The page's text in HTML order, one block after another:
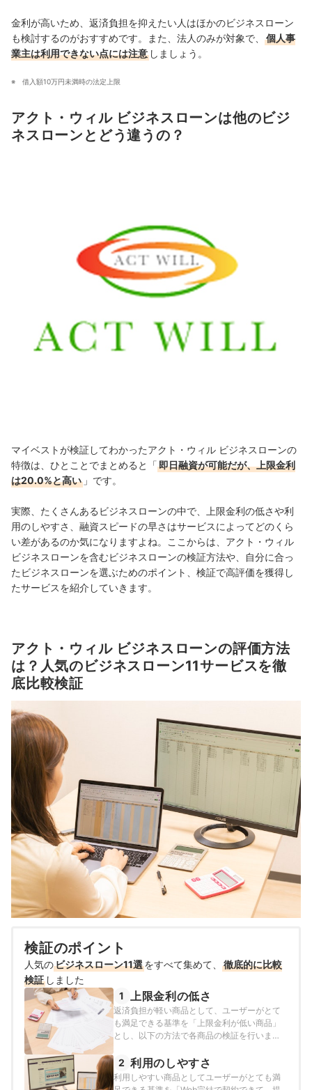
金利が高いため、返済負担を抑えたい人はほかのビジネスローン
も検討するのがおすすめです。また、法人のみが対象で、
個人事
業主は利用できない点には注意 しましょう。
借入額10万円未満時の法定上限
アクト・ウィル ビジネスローンは他のビジ
ネスローンとどう違うの？
マイベストが検証してわかったアクト・ウィル ビジネスローンの
特徴は、ひとことでまとめると「即日融資が可能だが、上限金利
は20.0%と高い 」です。
実際、たくさんあるビジネスローンの中で、上限金利の低さや利
用のしやすさ、融資スピードの早さはサービスによってどのくら
い差があるのか気になりますよね。ここからは、アクト・ウィル
ビジネスローンを含むビジネスローンの検証方法や、自分に合っ
たビジネスローンを選ぶためのポイント、検証で高評価を獲得し
たサービスを紹介していきます。
アクト・ウィル ビジネスローンの評価方法
は？人気のビジネスローン11サービスを徹
底比較検証
検証のポイント
人気のビジネスローン11選をすべて集めて、
徹底的に比較
検証 しました
1 上限金利の低さ
返済負担が軽い商品として、ユーザーがとて
も満足できる基準を「上限金利が低い商品」
とし、以下の方法で各商品の検証を行いまし
を行なっています。
2 利用のしやすさ
利用しやすい商品としてユーザーがとても満